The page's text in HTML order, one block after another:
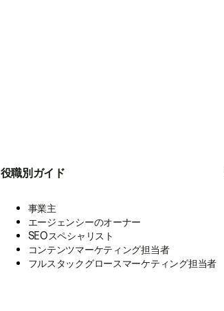
役職別ガイド
事業主
エージェンシーのオーナー
SEOスペシャリスト
コンテンツマーケティング担当者
フルスタックグロースマーケティング担当者